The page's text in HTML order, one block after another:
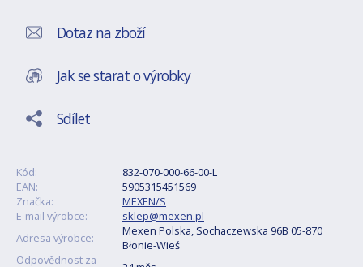
Dotaz na zboží
Jak se starat o výrobky
Sdílet
Kód:
832-070-000-66-00-L
EAN:
5905315451569
Značka:
MEXEN/S
E-mail výrobce:
sklep@mexen.pl
Adresa výrobce:
Mexen Polska, Sochaczewska 96B 05-870
Błonie-Wieś
Odpovědnost za